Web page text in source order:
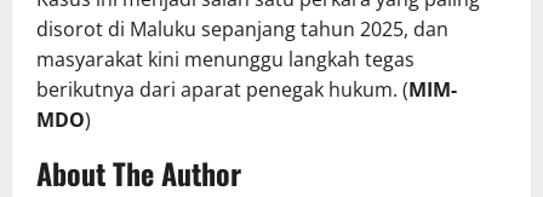
disorot di Maluku sepanjang tahun 2025, dan
masyarakat kini menunggu langkah tegas
berikutnya dari aparat penegak hukum. (MIM-
MDO)
About The Author